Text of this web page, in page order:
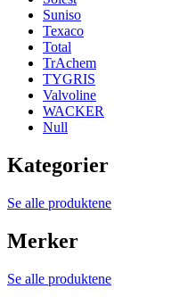
Suniso
Texaco
Total
TrAchem
TYGRIS
Valvoline
WACKER
Null
Kategorier
Se alle produktene
Merker
Se alle produktene